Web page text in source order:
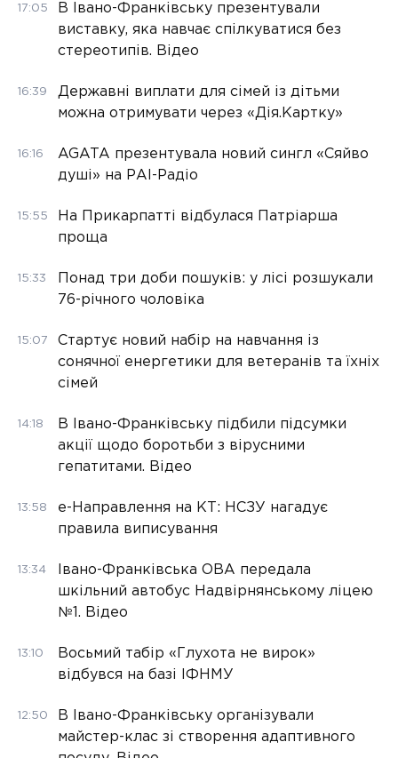
17:05
В Івано-Франківську презентували
виставку, яка навчає спілкуватися без
стереотипів. Відео
16:39
Державні виплати для сімей із дітьми
можна отримувати через «Дія.Картку»
16:16
AGATA презентувала новий сингл «Сяйво
душі» на РАІ-Радіо
15:55
На Прикарпатті відбулася Патріарша
проща
15:33
Понад три доби пошуків: у лісі розшукали
76-річного чоловіка
15:07
Стартує новий набір на навчання із
сонячної енергетики для ветеранів та їхніх
сімей
14:18
В Івано-Франківську підбили підсумки
акції щодо боротьби з вірусними
гепатитами. Відео
13:58
е-Направлення на КТ: НСЗУ нагадує
правила виписування
13:34
Івано-Франківська ОВА передала
шкільний автобус Надвірнянському ліцею
№1. Відео
13:10
Восьмий табір «Глухота не вирок»
відбувся на базі ІФНМУ
12:50
В Івано-Франківську організували
майстер-клас зі створення адаптивного